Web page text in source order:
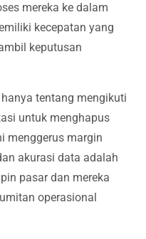
mereka ke dalam
kecepatan yang
keputusan
tentang mengikuti
untuk menghapus
menggerus margin
akurasi data adalah
pasar dan mereka
operasional